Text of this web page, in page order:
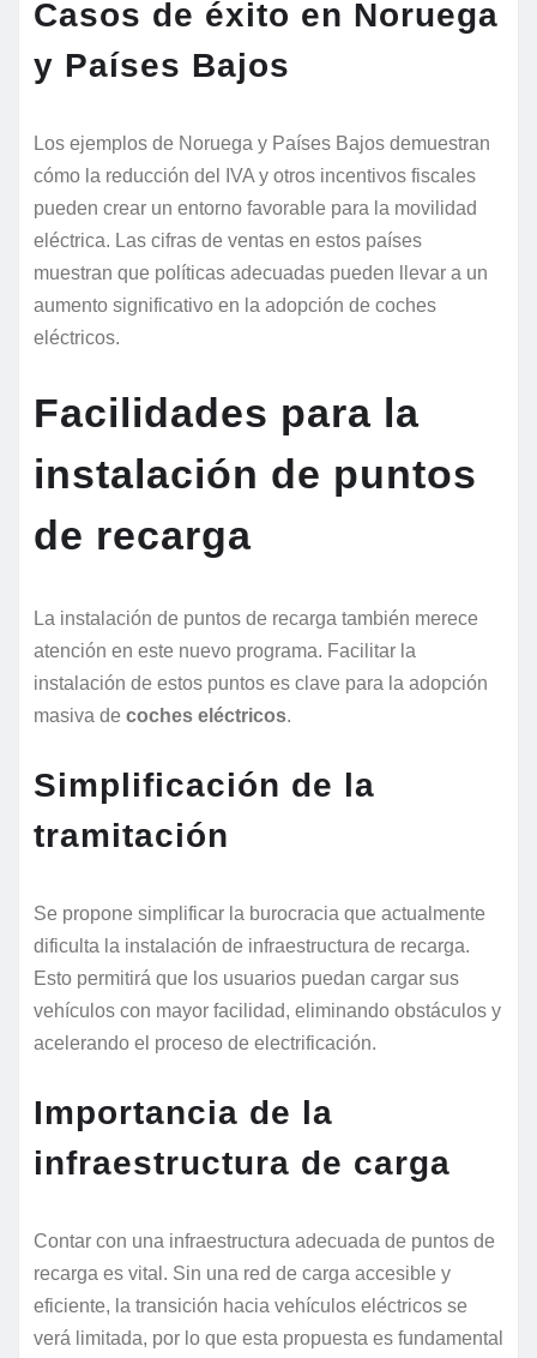
Casos de éxito en Noruega
y Países Bajos
Los ejemplos de Noruega y Países Bajos demuestran
cómo la reducción del IVA y otros incentivos fiscales
pueden crear un entorno favorable para la movilidad
eléctrica. Las cifras de ventas en estos países
muestran que políticas adecuadas pueden llevar a un
aumento significativo en la adopción de coches
eléctricos.
Facilidades para la
instalación de puntos
de recarga
La instalación de puntos de recarga también merece
atención en este nuevo programa. Facilitar la
instalación de estos puntos es clave para la adopción
masiva de coches eléctricos.
Simplificación de la
tramitación
Se propone simplificar la burocracia que actualmente
dificulta la instalación de infraestructura de recarga.
Esto permitirá que los usuarios puedan cargar sus
vehículos con mayor facilidad, eliminando obstáculos y
acelerando el proceso de electrificación.
Importancia de la
infraestructura de carga
Contar con una infraestructura adecuada de puntos de
recarga es vital. Sin una red de carga accesible y
eficiente, la transición hacia vehículos eléctricos se
verá limitada, por lo que esta propuesta es fundamental